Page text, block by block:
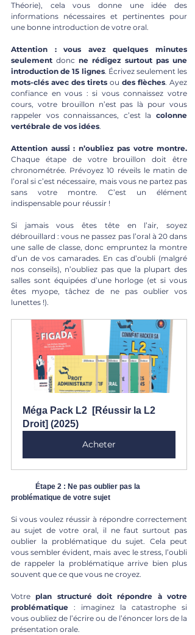
Théorie), cela vous donne une idée des
informations nécessaires et pertinentes pour
une bonne introduction de votre oral.
Attention : vous avez quelques minutes
seulement donc ne rédigez surtout pas une
introduction de 15 lignes
mots-clés avec des tirets ou des flèches. Ayez
confiance en vous : si vous connaissez votre
cours, votre brouillon n’est pas là pour vous
rappeler vos connaissances, c’est la colonne
vertébrale de vos idées.
Chaque étape de votre brouillon doit être
chronométrée. Prévoyez 10 réveils le matin de
l’oral si c’est nécessaire, mais vous ne partez pas
sans votre montre. C’est un élément
indispensable pour réussir !
Si jamais vous êtes tête en l’air, soyez
débrouillard : vous ne passez pas l’oral à 20 dans
une salle de classe, donc empruntez la montre
d’un de vos camarades. En cas d’oubli (malgré
nos conseils), n’oubliez pas que la plupart des
salles sont équipées d’une horloge (et si vous
êtes myope, tâchez de ne pas oublier vos
lunettes !).
Méga Pack L2  [Réussir la L2
Droit] (2025)
Acheter
problématique de votre sujet
Si vous voulez réussir à répondre correctement
au sujet de votre oral, il ne faut surtout pas
oublier la problématique du sujet. Cela peut
vous sembler évident, mais avec le stress, l’oubli
de rappeler la problématique arrive bien plus
souvent que ce que vous ne croyez.
Votre plan structuré doit répondre à votre
problématique : imaginez la catastrophe si
vous oubliez de l’écrire ou de l’énoncer lors de la
présentation orale.